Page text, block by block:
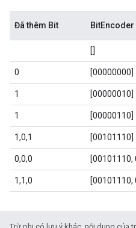
Đã thêm Bit
[]
0 [00000000]
1 [00000010]
1 [00000110]
1,0,1 [00101110]
0,0,0 [00101110,
1,1,0 [00101110,